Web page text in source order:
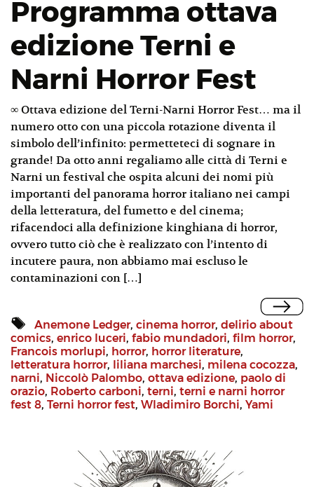
Programma ottava
edizione Terni e
Narni Horror Fest
∞ Ottava edizione del Terni-Narni Horror Fest… ma il
numero otto con una piccola rotazione diventa il
simbolo dell’infinito: permetteteci di sognare in
grande! Da otto anni regaliamo alle città di Terni e
Narni un festival che ospita alcuni dei nomi più
importanti del panorama horror italiano nei campi
della letteratura, del fumetto e del cinema;
rifacendoci alla definizione kinghiana di horror,
ovvero tutto ciò che è realizzato con l’intento di
incutere paura, non abbiamo mai escluso le
contaminazioni con […]
Anemone Ledger, cinema horror, delirio about
comics, enrico luceri, fabio mundadori, film horror,
Francois morlupi, horror, horror literature,
letteratura horror, liliana marchesi, milena cocozza,
narni, Niccolò Palombo, ottava edizione, paolo di
orazio, Roberto carboni, terni, terni e narni horror
fest 8, Terni horror fest, Wladimiro Borchi, Yami